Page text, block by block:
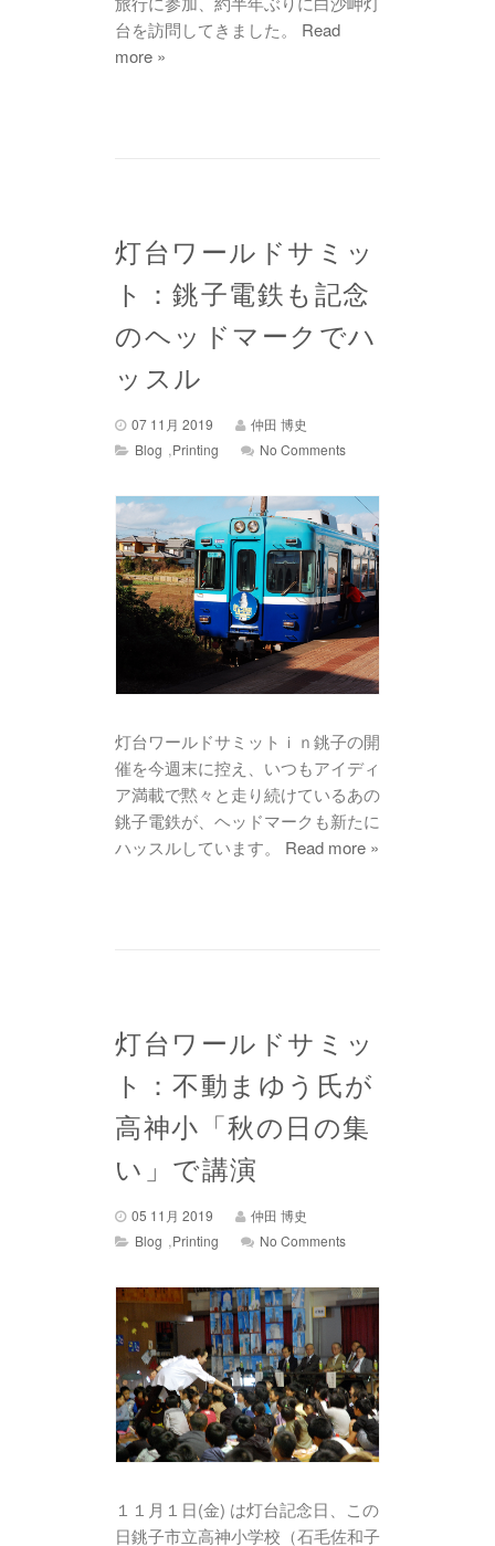
台を訪問してきました。 Read
more »
灯台ワールドサミッ
ト：銚子電鉄も記念
のヘッドマークでハ
ッスル
07 11月 2019
仲田 博史
Blog ,Printing No Comments
灯台ワールドサミットｉｎ銚子の開
催を今週末に控え、いつもアイディ
ア満載で黙々と走り続けているあの
銚子電鉄が、ヘッドマークも新たに
ハッスルしています。 Read more »
灯台ワールドサミッ
ト：不動まゆう氏が
高神小「秋の日の集
い」で講演
05 11月 2019
仲田 博史
Blog ,Printing No Comments
１１月１日(金) は灯台記念日、この
日銚子市立高神小学校（石毛佐和子